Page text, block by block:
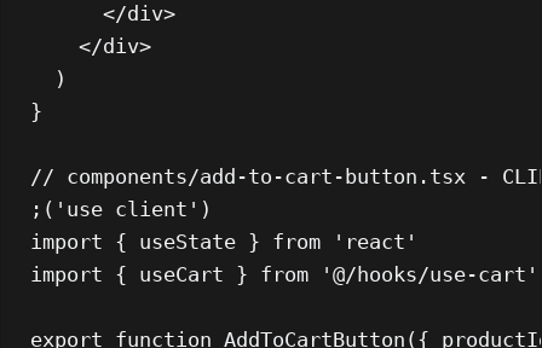
</div>
</div>
  )
}
// components/add-to-cart-button.tsx - CLIENT
;( 'use client'
import { useState } from
'react'
import { useCart } from '@/hooks/use-cart'
export function AddToCartButton ({